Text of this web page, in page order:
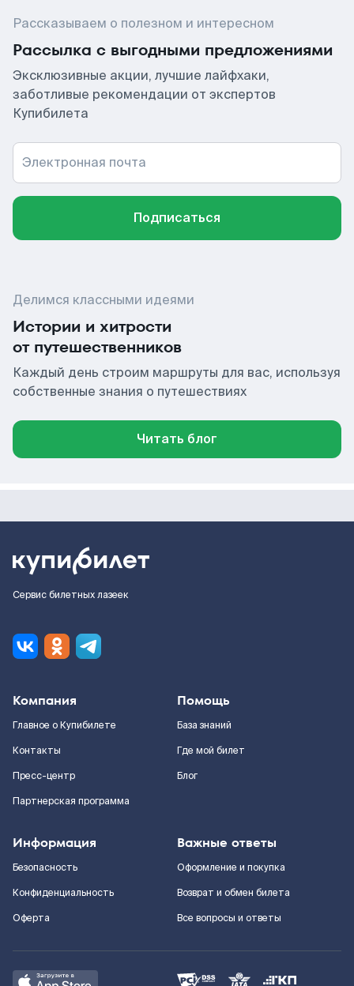
Рассказываем о полезном и интересном
Рассылка с выгодными предложениями
Эксклюзивные акции, лучшие лайфхаки,
заботливые рекомендации от экспертов
Купибилета
Электронная почта
Подписаться
Делимся классными идеями
Истории и хитрости
от путешественников
Каждый день строим маршруты для вас, используя
собственные знания о путешествиях
Читать блог
Сервис билетных лазеек
Компания
Главное о Купибилете
Контакты
Пресс-центр
Партнерская программа
Помощь
База знаний
Где мой билет
Блог
Информация
Безопасность
Конфиденциальность
Оферта
Важные ответы
Оформление и покупка
Возврат и обмен билета
Все вопросы и ответы